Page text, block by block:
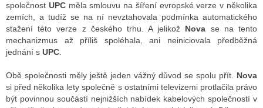
společnost UPC měla smlouvu na šíření evropské verze v několika
zemích, a tudíž se na ní nevztahovala podmínka automatického
stažení této verze z českého trhu. A jelikož Nova se na tento
mechanizmus až příliš spoléhala, ani neiniciovala předběžná
jednání s UPC
Obě společnosti měly ještě jeden vážný důvod se spolu přít. Nova
si před několika lety společně s ostatními televizemi protlačila právo
být povinnou součástí nejnižších nabídek kabelových společností v